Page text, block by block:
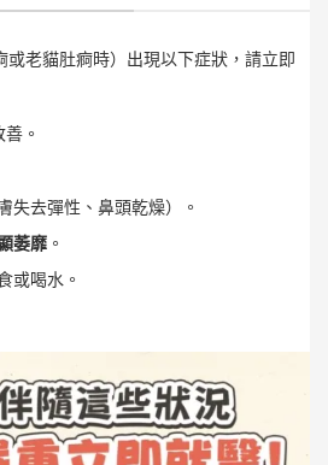
老貓肚痾時）出現以下症狀，請立即
。
失去彈性、鼻頭乾燥）。
萎靡 。
或喝水。